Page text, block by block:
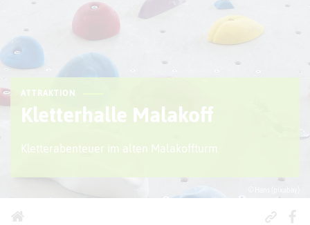
ATTRAKTION
Kletterhalle Malakoff
Kletterabenteuer im alten Malakoffturm